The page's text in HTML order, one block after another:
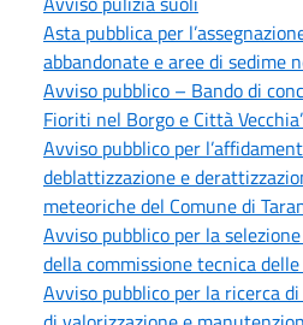
Asta pubblica per
abbandonate e aree di sedime
Avviso pubblico – Bando di
Fioriti nel Borgo e Città
Avviso pubblico per
deblattizzazione e
meteoriche del Comune di
Avviso pubblico per la
della commissione tecnica
Avviso pubblico per la ricerca